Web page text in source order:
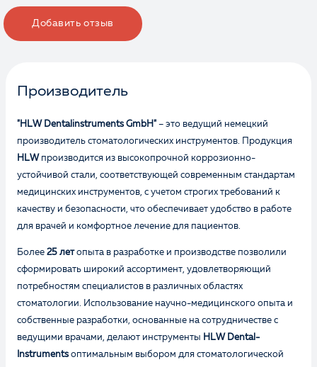
Добавить отзыв
Производитель
"HLW Dentalinstruments GmbH" – это ведущий немецкий
производитель стоматологических инструментов. Продукция
HLW производится из высокопрочной коррозионно-
устойчивой стали, соответствующей современным стандартам
медицинских инструментов, с учетом строгих требований к
качеству и безопасности, что обеспечивает удобство в работе
для врачей и комфортное лечение для пациентов.
Более 25 летопыта в разработке и производстве позволили
сформировать широкий ассортимент, удовлетворяющий
потребностям специалистов в различных областях
стоматологии. Использование научно-медицинского опыта и
собственные разработки, основанные на сотрудничестве с
ведущими врачами, делают инструменты HLW Dental-
Instruments оптимальным выбором для стоматологической